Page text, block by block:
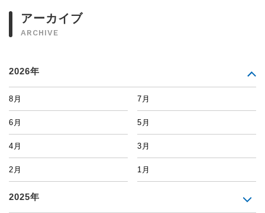
アーカイブ
ARCHIVE
2026年
8月 7月
6月 5月
4月 3月
2月 1月
2025年